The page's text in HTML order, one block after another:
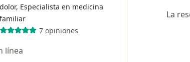
dolor, Especialista en medicina
familiar
7 opiniones
línea
La